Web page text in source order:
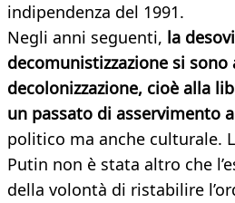
indipendenza del 1991.
Negli anni seguenti, la
decomunistizzazione si
decolonizzazione, cioè alla
un passato di asservimento
politico ma anche culturale.
Putin non è stata altro che
della volontà di ristabilire